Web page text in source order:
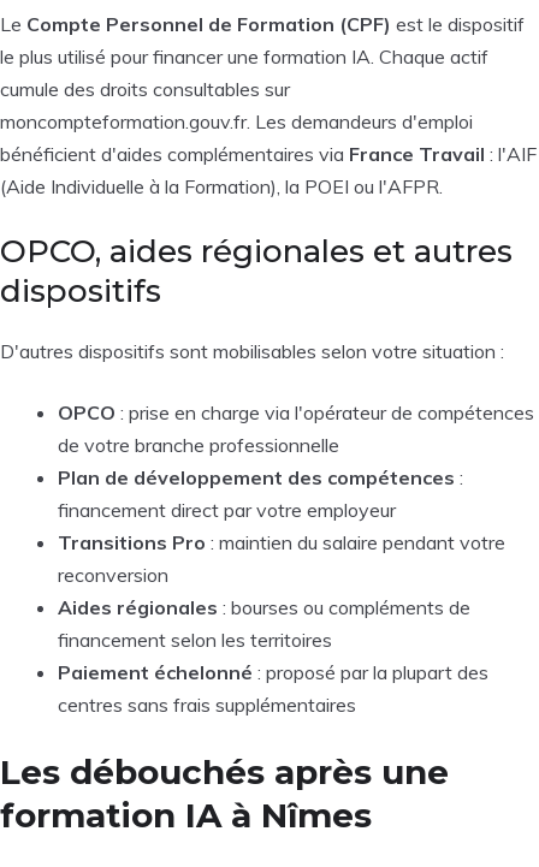
Le Compte Personnel de Formation (CPF) est le dispositif
le plus utilisé pour financer une formation IA. Chaque actif
cumule des droits consultables sur
moncompteformation.gouv.fr. Les demandeurs d'emploi
bénéficient d'aides complémentaires via France Travail : l'AIF
(Aide Individuelle à la Formation), la POEI ou l'AFPR.
OPCO, aides régionales et autres
dispositifs
D'autres dispositifs sont mobilisables selon votre situation :
OPCO : prise en charge via l'opérateur de compétences
de votre branche professionnelle
Plan de développement des compétences :
financement direct par votre employeur
Transitions Pro : maintien du salaire pendant votre
reconversion
Aides régionales : bourses ou compléments de
financement selon les territoires
Paiement échelonné : proposé par la plupart des
centres sans frais supplémentaires
Les débouchés après une
formation IA à Nîmes